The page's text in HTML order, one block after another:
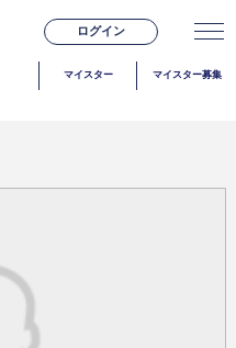
ログイン
マイスター マイスター募集